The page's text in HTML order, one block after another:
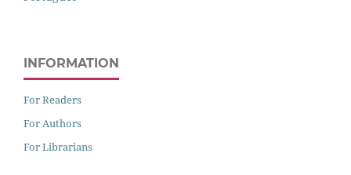
INFORMATION
For Readers
For Authors
For Librarians